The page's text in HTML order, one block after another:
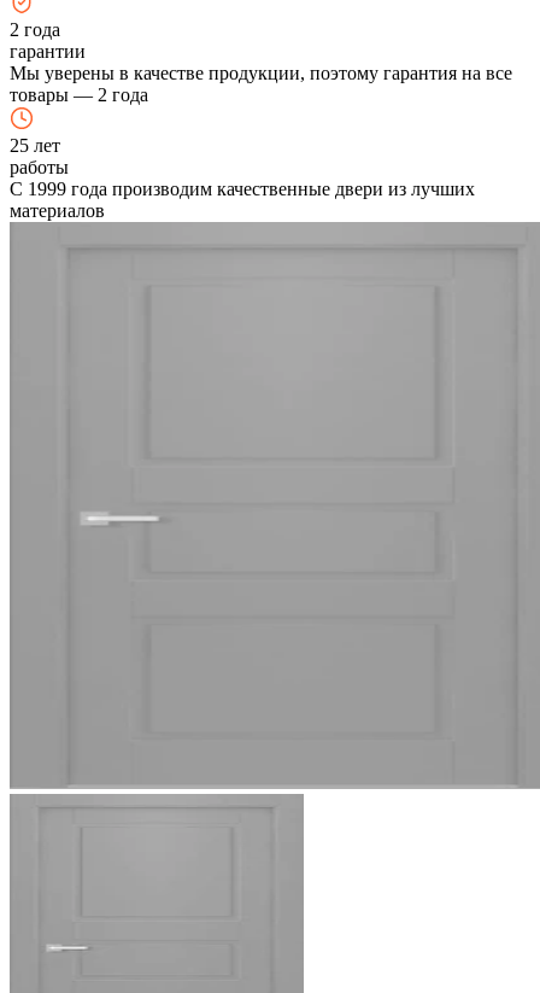
2 года
гарантии
Мы уверены в качестве продукции, поэтому гарантия на все
товары — 2 года
25 лет
работы
С 1999 года производим качественные двери из лучших
материалов